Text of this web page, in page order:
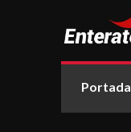
Portada